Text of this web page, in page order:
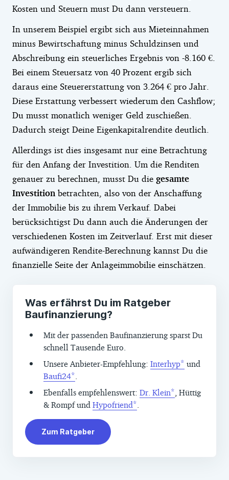
Kosten und Steuern must Du dann versteuern.
In unserem Beispiel ergibt sich aus Mieteinnahmen
minus Bewirtschaftung minus Schuldzinsen und
Abschreibung ein steuerliches Ergebnis von -8.160 €.
Bei einem Steuersatz von 40 Prozent ergib sich
daraus eine Steuererstattung von 3.264 € pro Jahr.
Diese Erstattung verbessert wiederum den Cashflow;
Du musst monatlich weniger Geld zuschießen.
Dadurch steigt Deine Eigenkapitalrendite deutlich.
Allerdings ist dies insgesamt nur eine Betrachtung
für den Anfang der Investition. Um die Renditen
genauer zu berechnen, musst Du die gesamte
Investition betrachten, also von der Anschaffung
der Immobilie bis zu ihrem Verkauf. Dabei
berücksichtigst Du dann auch die Änderungen der
verschiedenen Kosten im Zeitverlauf. Erst mit dieser
aufwändigeren Rendite-Berechnung kannst Du die
finanzielle Seite der Anlageimmobilie einschätzen.
Was erfährst Du im Ratgeber
Baufinanzierung?
Mit der passenden Baufinanzierung sparst Du
schnell Tausende Euro.
Unsere Anbieter-Empfehlung: Interhyp und
Baufi24 .
Ebenfalls empfehlenswert: Dr. Klein , Hüttig
& Rompf und Hypofriend .
Zum Ratgeber